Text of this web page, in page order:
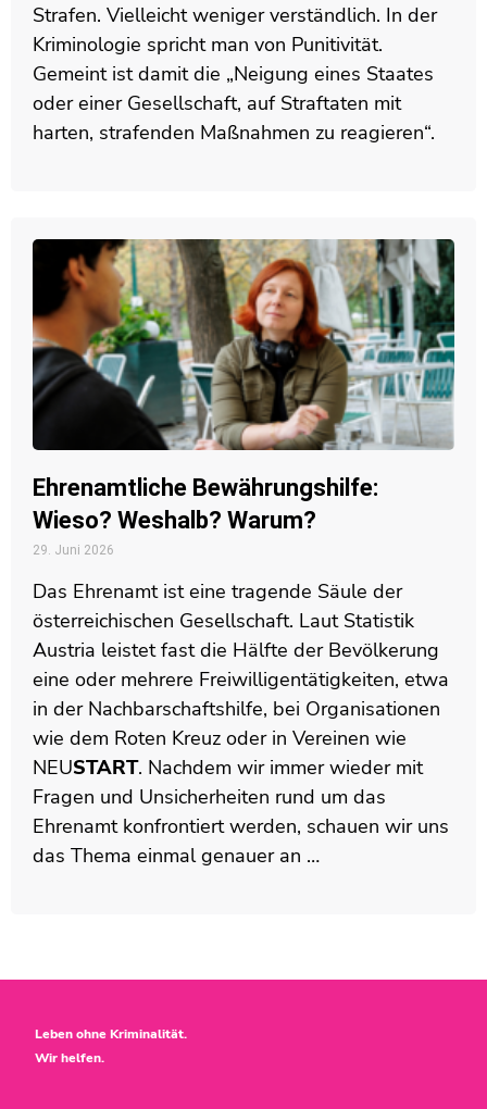
Strafen. Vielleicht weniger verständlich. In der
Kriminologie spricht man von Punitivität.
Gemeint ist damit die „Neigung eines Staates
oder einer Gesellschaft, auf Straftaten mit
harten, strafenden Maßnahmen zu reagieren“.
Ehrenamtliche Bewährungshilfe:
Wieso? Weshalb? Warum?
29. Juni 2026
Das Ehrenamt ist eine tragende Säule der
österreichischen Gesellschaft. Laut Statistik
Austria leistet fast die Hälfte der Bevölkerung
eine oder mehrere Freiwilligentätigkeiten, etwa
in der Nachbarschaftshilfe, bei Organisationen
wie dem Roten Kreuz oder in Vereinen wie
NEUSTART. Nachdem wir immer wieder mit
Fragen und Unsicherheiten rund um das
Ehrenamt konfrontiert werden, schauen wir uns
das Thema einmal genauer an …
Leben ohne Kriminalität.
Wir helfen.